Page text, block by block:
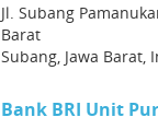
Jl. Subang
Barat
Subang, Jawa Barat,
Bank BRI Unit